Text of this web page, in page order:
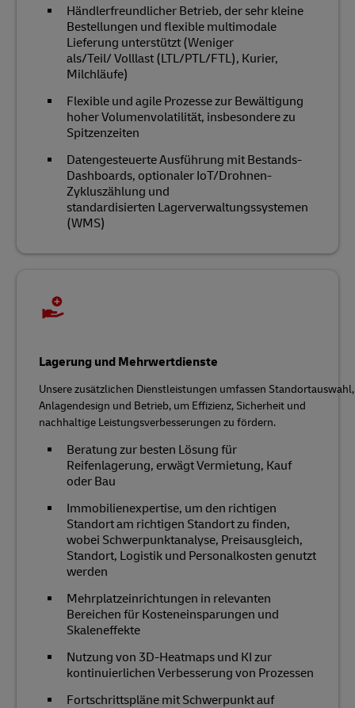
Händlerfreundlicher Betrieb, der sehr kleine
Bestellungen und flexible multimodale
Lieferung unterstützt (Weniger
als/Teil/ Volllast (LTL/PTL/FTL), Kurier,
Milchläufe)
Flexible und agile Prozesse zur Bewältigung
hoher Volumenvolatilität, insbesondere zu
Spitzenzeiten
Datengesteuerte Ausführung mit Bestands-
Dashboards, optionaler IoT/Drohnen-
Zykluszählung und
standardisierten Lagerverwaltungssystemen
(WMS)
Lagerung und Mehrwertdienste
Unsere zusätzlichen Dienstleistungen umfassen Standortauswahl,
Anlagendesign und Betrieb, um Effizienz, Sicherheit und
nachhaltige Leistungsverbesserungen zu fördern.
Beratung zur besten Lösung für
Reifenlagerung, erwägt Vermietung, Kauf
oder Bau
Immobilienexpertise, um den richtigen
Standort am richtigen Standort zu finden,
wobei Schwerpunktanalyse, Preisausgleich,
Standort, Logistik und Personalkosten genutzt
werden
Mehrplatzeinrichtungen in relevanten
Bereichen für Kosteneinsparungen und
Skaleneffekte
Nutzung von 3D-Heatmaps und KI zur
kontinuierlichen Verbesserung von Prozessen
Fortschrittspläne mit Schwerpunkt auf